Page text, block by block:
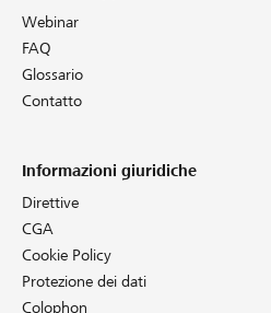
Webinar
FAQ
Glossario
Contatto
Informazioni giuridiche
Direttive
CGA
Cookie Policy
Protezione dei dati
Colophon